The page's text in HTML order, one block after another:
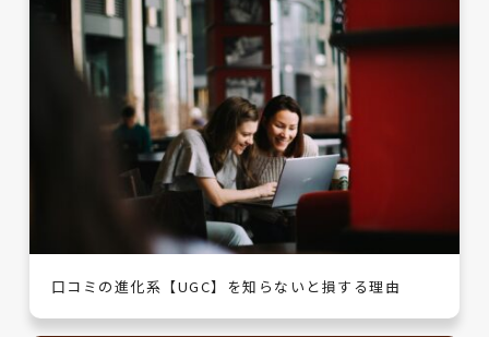
口コミの進化系【UGC】を知らないと損する理由